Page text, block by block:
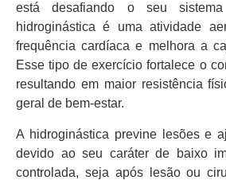
está desafiando o seu sistema
hidroginástica é uma atividade
frequência cardíaca e melhora a
Esse tipo de exercício fortalece o
resultando em maior resistência
geral de bem-estar.
A hidroginástica previne lesões e
devido ao seu caráter de baixo
controlada, seja após lesão ou